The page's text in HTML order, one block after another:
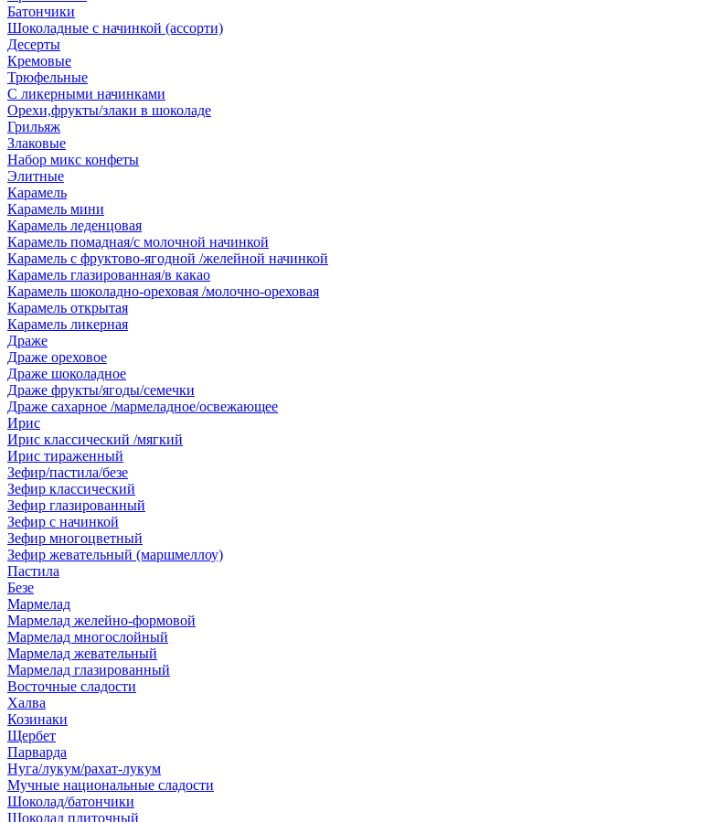
Батончики
Шоколадные с начинкой (ассорти)
Десерты
Кремовые
Трюфельные
С ликерными начинками
Орехи,фрукты/злаки в шоколаде
Грильяж
Злаковые
Набор микс конфеты
Элитные
Карамель
Карамель мини
Карамель леденцовая
Карамель помадная/с молочной начинкой
Карамель с фруктово-ягодной /желейной начинкой
Карамель глазированная/в какао
Карамель шоколадно-ореховая /молочно-ореховая
Карамель открытая
Карамель ликерная
Драже
Драже ореховое
Драже шоколадное
Драже фрукты/ягоды/семечки
Драже сахарное /мармеладное/освежающее
Ирис
Ирис классический /мягкий
Ирис тираженный
Зефир/пастила/безе
Зефир классический
Зефир глазированный
Зефир с начинкой
Зефир многоцветный
Зефир жевательный (маршмеллоу)
Пастила
Безе
Мармелад
Мармелад желейно-формовой
Мармелад многослойный
Мармелад жевательный
Мармелад глазированный
Восточные сладости
Халва
Козинаки
Щербет
Парварда
Нуга/лукум/рахат-лукум
Мучные национальные сладости
Шоколад/батончики
Шоколад плиточный